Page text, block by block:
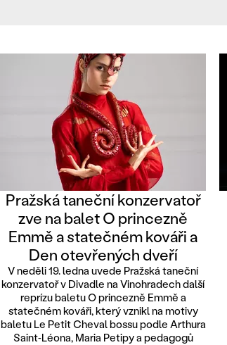
Pražská taneční konzervatoř
zve na balet O princezně
Emmě a statečném kováři a
Den otevřených dveří
V neděli 19. ledna uvede Pražská taneční
konzervatoř v Divadle na Vinohradech další
reprízu baletu O princezně Emmě a
statečném kováři, který vznikl na motivy
baletu Le Petit Cheval bossu podle Arthura
Saint‑Léona, Maria Petipy a pedagogů